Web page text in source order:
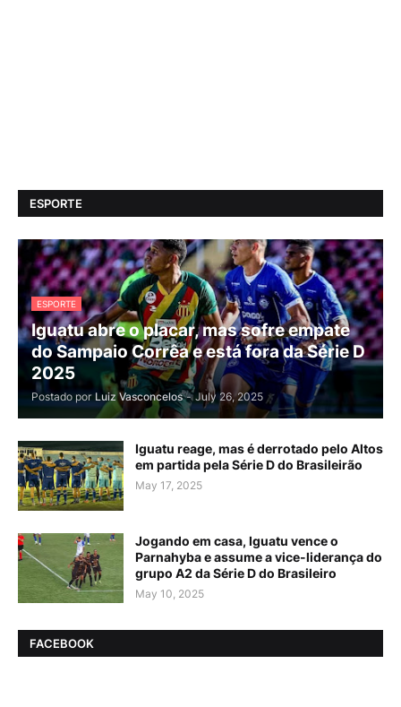
ESPORTE
ESPORTE
Iguatu abre o placar, mas sofre empate
do Sampaio Corrêa e está fora da Série D
2025
Postado por Luiz Vasconcelos - July 26, 2025
Iguatu reage, mas é derrotado pelo Altos
em partida pela Série D do Brasileirão
May 17, 2025
Jogando em casa, Iguatu vence o
Parnahyba e assume a vice-liderança do
grupo A2 da Série D do Brasileiro
May 10, 2025
FACEBOOK